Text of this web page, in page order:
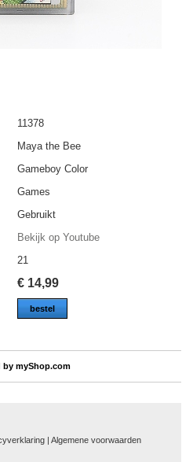
11378
Maya the Bee
Gameboy Color
Games
Gebruikt
Bekijk op Youtube
21
€ 14,99
bestel
by myShop.com
| Algemene voorwaarden